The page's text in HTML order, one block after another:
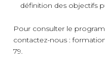
définition des objectifs
Pour consulter le
contactez-nous :
79.